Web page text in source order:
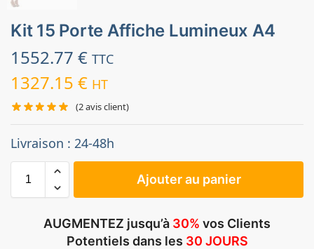
Kit 15 Porte Affiche Lumineux A4
1552.77 € TTC
1327.15 € HT
(2avis client)
Livraison : 24-48h
Ajouter au panier
AUGMENTEZ jusqu’à 30% vos Clients
Potentiels dans les 30 JOURS